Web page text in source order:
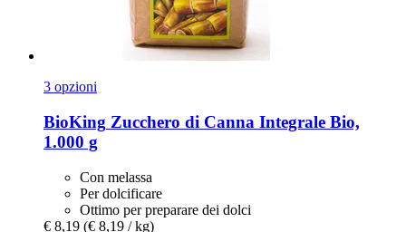
3 opzioni
BioKing Zucchero di Canna Integrale Bio,
1.000 g
Con melassa
Per dolcificare
Ottimo per preparare dei dolci
€ 8,19 (€ 8,19 / kg)